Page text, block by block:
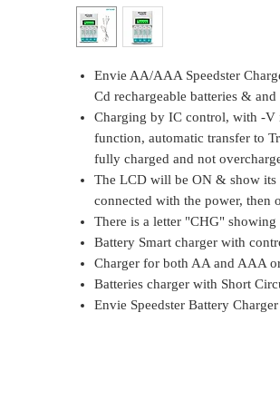
Envie AA/AAA Speedster
Cd rechargeable batteries &
Charging by IC control, with -V
function, automatic transfer to
fully charged and not
The LCD will be ON & show its
connected with the power, then
There is a letter "CHG"
Battery Smart charger with
Charger for both AA and AAA
Batteries charger with Short
Envie Speedster Battery